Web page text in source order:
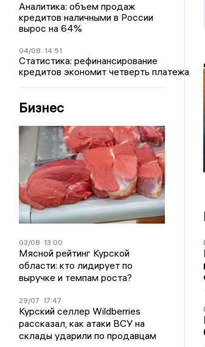
Аналитика: объем продаж
кредитов наличными в России
вырос на 64%
04/08 14:51
Статистика: рефинансирование
кредитов экономит четверть платежа
Бизнес
03/08 13:00
Мясной рейтинг Курской
области: кто лидирует по
выручке и темпам роста?
29/07 17:47
Курский селлер Wildberries
рассказал, как атаки ВСУ на
склады ударили по продавцам